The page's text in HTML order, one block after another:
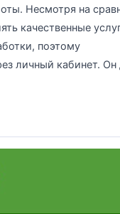
Несмотря на
качественные
поэтому
личный кабинет. Он